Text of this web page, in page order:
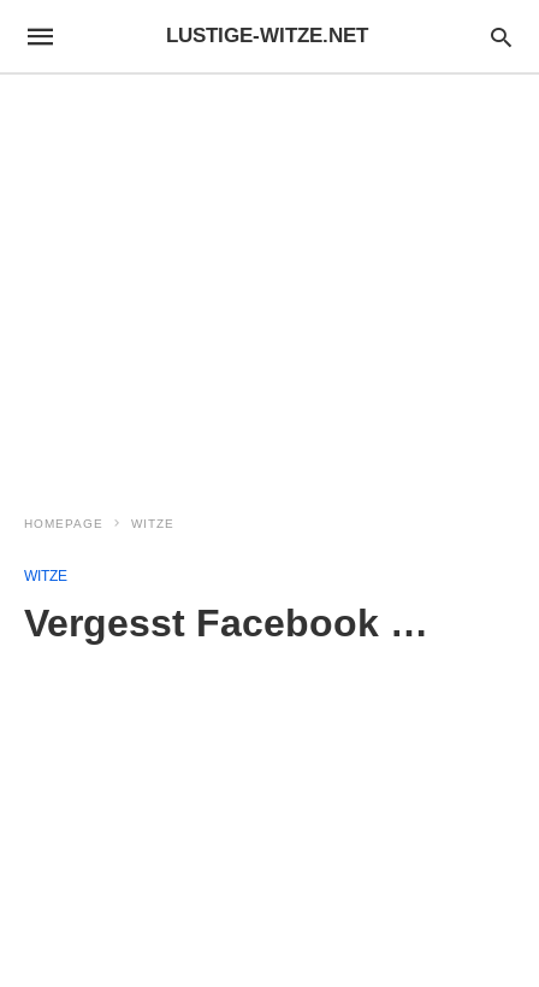
LUSTIGE-WITZE.NET
HOMEPAGE WITZE
WITZE
Vergesst Facebook …